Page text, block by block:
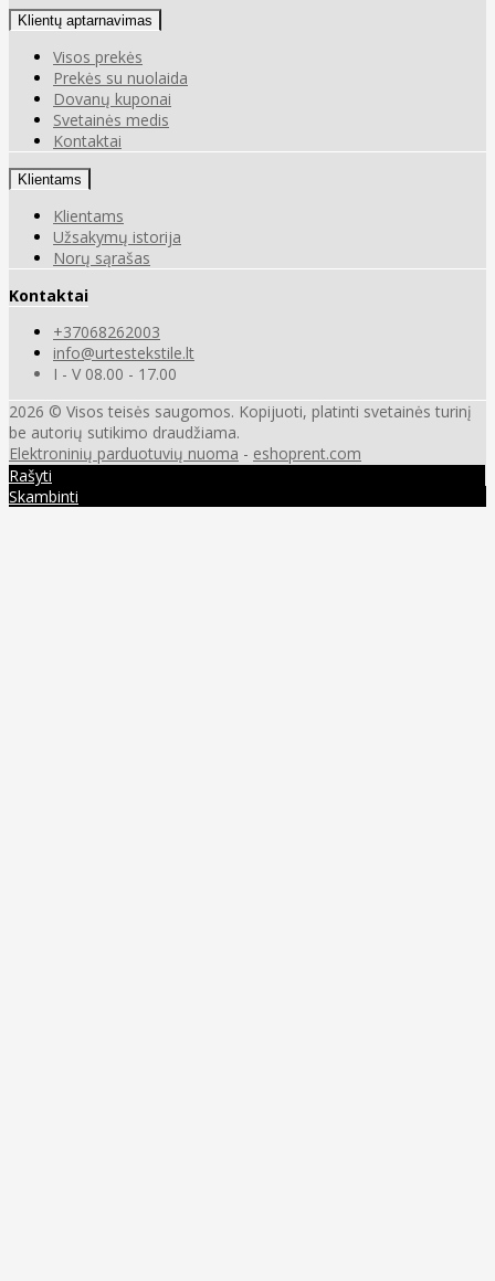
Klientų aptarnavimas
Visos prekės
Prekės su nuolaida
Dovanų kuponai
Svetainės medis
Kontaktai
Klientams
Klientams
Užsakymų istorija
Norų sąrašas
Kontaktai
+37068262003
info@urtestekstile.lt
I - V 08.00 - 17.00
2026 © Visos teisės saugomos. Kopijuoti, platinti svetainės turinį
be autorių sutikimo draudžiama.
Elektroninių parduotuvių nuoma - eshoprent.com
Rašyti
Skambinti